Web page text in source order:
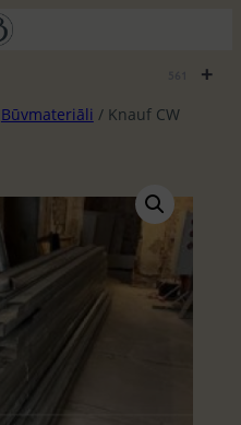
+
Būvmateriāli / Knauf CW